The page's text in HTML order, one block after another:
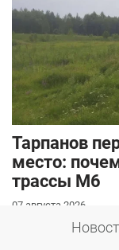
Тарпанов
место:
трассы М6
07 августа 2026
Дикие лошади,